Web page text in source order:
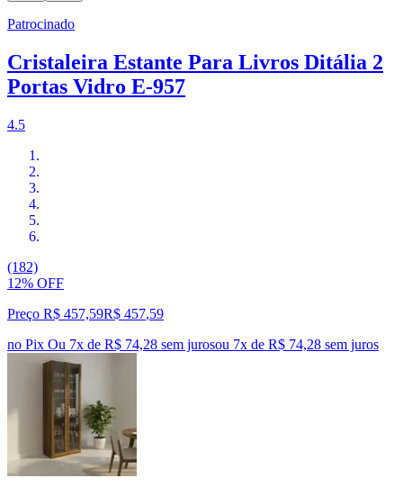
Patrocinado
Cristaleira Estante Para Livros Ditália 2
Portas Vidro E-957
4.5
(182)
12% OFF
Preço R$ 457,59R$ 457,59
no Pix Ou 7x de R$ 74,28 sem jurosou 7x de R$ 74,28 sem juros